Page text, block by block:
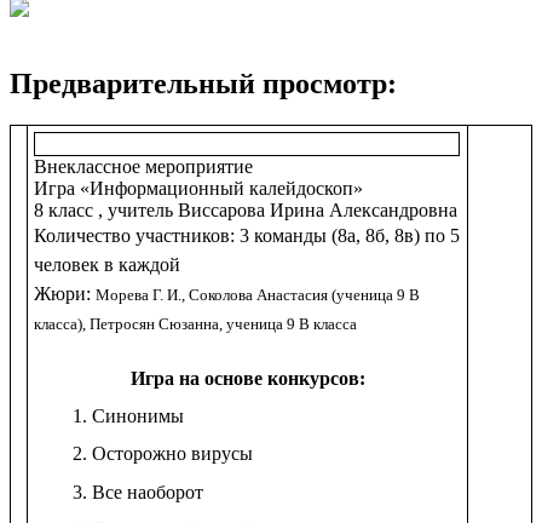
Предварительный просмотр:
Внеклассное мероприятие
Игра «Информационный калейдоскоп»
8 класс , учитель Виссарова Ирина Александровна
Количество участников: 3 команды (8а, 8б, 8в) по 5
человек в каждой
Жюри:Морева Г. И., Соколова Анастасия (ученица 9 В
класса), Петросян Сюзанна, ученица 9 В класса
Игра на основе конкурсов:
Синонимы
Осторожно вирусы
Все наоборот